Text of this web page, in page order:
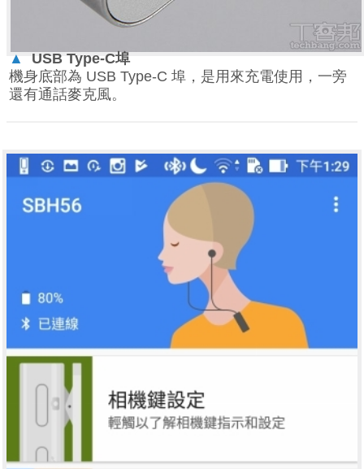
▲ USB Type-C埠
機身底部為 USB Type-C 埠，是用來充電使用，一旁
還有通話麥克風。